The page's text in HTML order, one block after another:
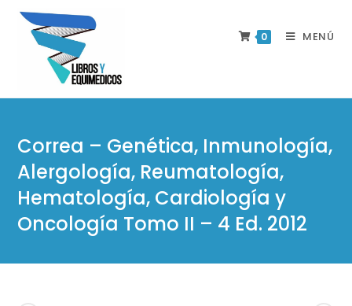
0 MENÚ
Correa – Genética, Inmunología,
Alergología, Reumatología,
Hematología, Cardiología y
Oncología Tomo II – 4 Ed. 2012